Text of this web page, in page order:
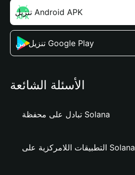
تنزيل Android APK
تنزيل من Google Play
الأسئلة الشائعة
تبادل على محفظة Solana
التطبيقات اللامركزية على Solana